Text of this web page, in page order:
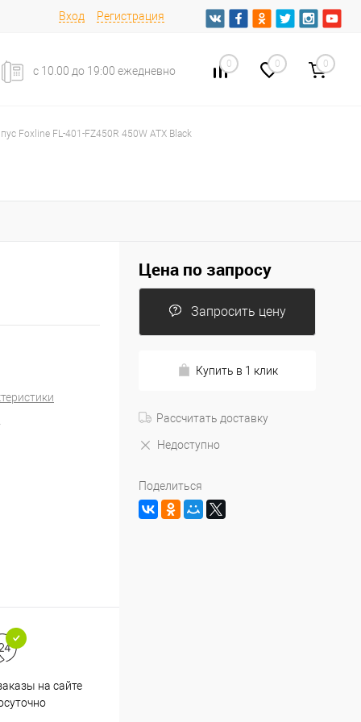
Вход Регистрация
с 10.00 до 19:00 ежедневно
0 0 0
Foxline FL-401-FZ450R 450W ATX Black
на сайте
Цена по запросу
Запросить цену
Купить в 1 клик
Рассчитать доставку
Недоступно
Поделиться